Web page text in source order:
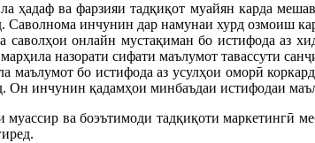
ҳадаф ва фарзияи тадқиқот муайян карда
Саволнома инчунин дар намунаи хурд озмоиш
онлайн мустақиман бо истифода аз
назорати сифати маълумот тавассути
маълумот бо истифода аз усулҳои оморӣ
Он инчунин қадамҳои минбаъдаи истифодаи
муассир ва боэътимоди тадқиқоти